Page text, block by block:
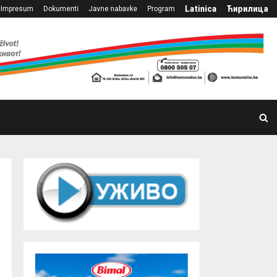
Impresum Dokumenti Javne nabavke Program Latinica Ћирилица